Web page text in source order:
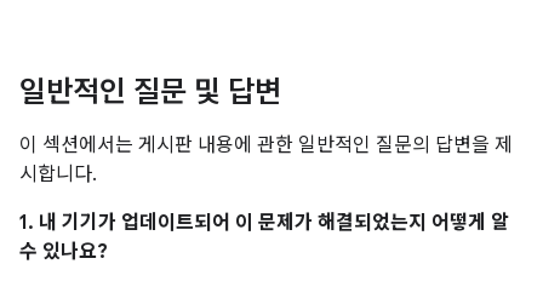
일반적인 질문 및 답변
이 섹션에서는 게시판 내용에 관한 일반적인 질문의 답변을 제
시합니다.
1. 내 기기가 업데이트되어 이 문제가 해결되었는지 어떻게 알
수 있나요?